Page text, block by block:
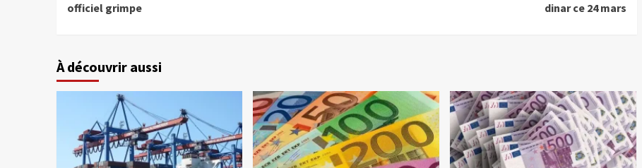
officiel grimpe
dinar ce 24 mars
À découvrir aussi